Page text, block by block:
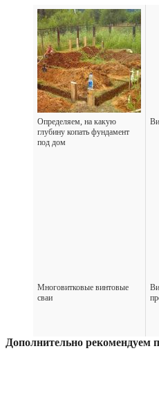
Определяем, на какую
глубину копать фундамент
под дом
Многовитковые винтовые
сваи
Дополнительно рекомендуем